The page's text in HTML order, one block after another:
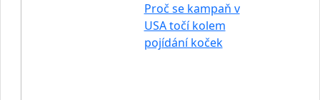
Proč se kampaň v
USA točí kolem
pojídání koček